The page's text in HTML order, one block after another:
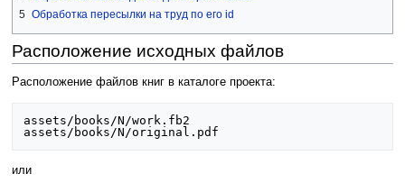
5 Обработка пересылки на труд по его id
Расположение исходных файлов
Расположение файлов книг в каталоге проекта:
assets/books/N/work.fb2
или